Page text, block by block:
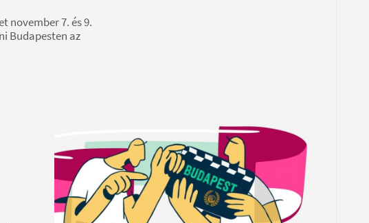
november 7. és 9.
Budapesten az